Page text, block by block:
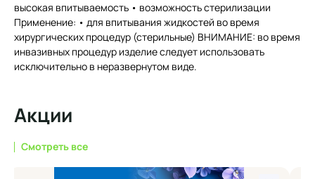
высокая впитываемость • возможность стерилизации
Применение: • для впитывания жидкостей во время
хирургических процедур (стерильные) ВНИМАНИЕ: во время
инвазивных процедур изделие следует использовать
исключительно в неразвернутом виде.
Акции
Смотреть все